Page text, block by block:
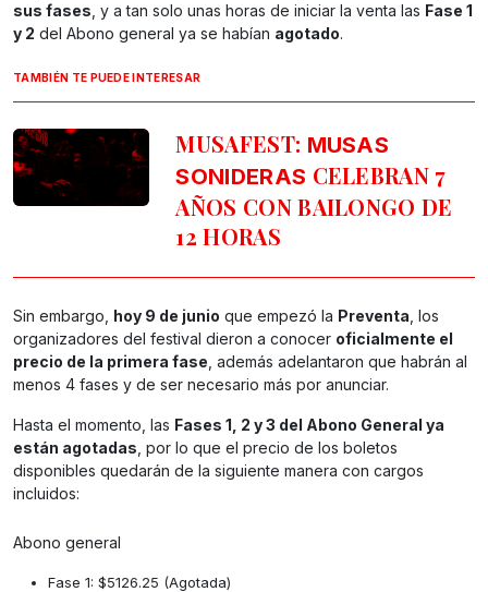
sus fases , y a tan solo unas horas de iniciar la venta las Fase 1
y 2 del Abono general ya se habían agotado.
TAMBIÉN TE PUEDE INTERESAR
MUSAFEST: MUSAS
SONIDERAS CELEBRAN 7
AÑOS CON BAILONGO DE
12 HORAS
Sin embargo, hoy 9 de junio que empezó la Preventa , los
organizadores del festival dieron a conocer oficialmente el
precio de la primera fase , además adelantaron que habrán al
menos 4 fases y de ser necesario más por anunciar.
Hasta el momento, las Fases 1, 2 y 3 del Abono General ya
están agotadas , por lo que el precio de los boletos
disponibles quedarán de la siguiente manera con cargos
incluidos:
Abono general
Fase 1: $5126.25 (Agotada)